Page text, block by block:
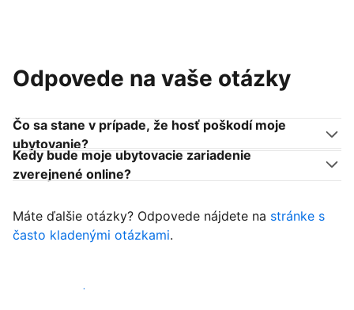
Odpovede na vaše otázky
Čo sa stane v prípade, že hosť poškodí moje
ubytovanie?
Kedy bude moje ubytovacie zariadenie
zverejnené online?
Máte ďalšie otázky? Odpovede nájdete na stránke s
často kladenými otázkami.
Začať prijímať hostí